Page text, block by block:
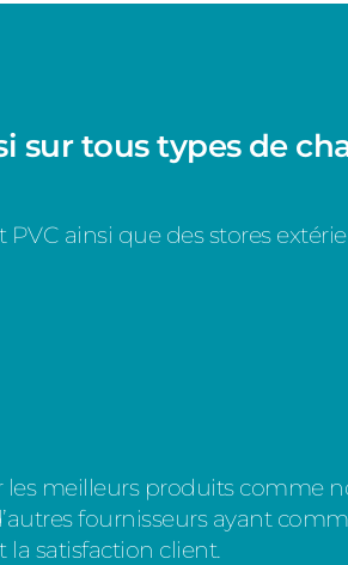
sur tous types de
ainsi que des stores
meilleurs produits comme
fournisseurs ayant
la satisfaction client.